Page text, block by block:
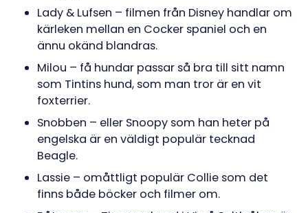
Lady & Lufsen – filmen från Disney handlar om
kärleken mellan en Cocker spaniel och en
ännu okänd blandras.
Milou – få hundar passar så bra till sitt namn
som Tintins hund, som man tror är en vit
foxterrier.
Snobben – eller Snoopy som han heter på
engelska är en väldigt populär tecknad
Beagle.
Lassie – omåttligt populär Collie som det
finns både böcker och filmer om.